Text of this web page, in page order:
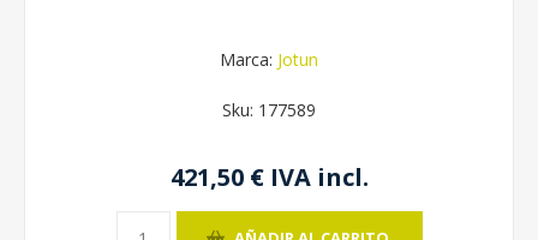
Marca: Jotun
Sku: 177589
421,50 € IVA incl.